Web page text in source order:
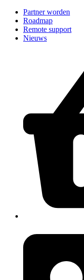
Partner worden
Roadmap
Remote support
Nieuws